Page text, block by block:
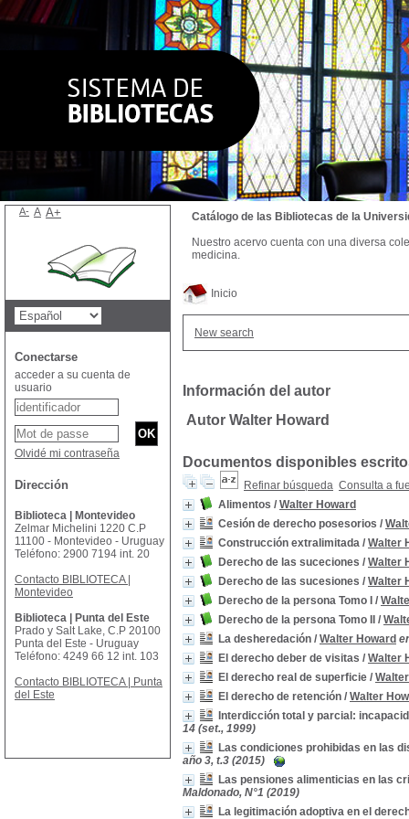
Inicio
New search
Información del autor
Autor Walter Howard
Documentos disponibles
Refinar búsqueda Consulta a
Alimentos / Walter Howard
Cesión de derecho posesorios /
Construcción extralimitada / Walter
Derecho de las suceciones / Walter
Derecho de las sucesiones / Walter
Derecho de la persona Tomo I
/
Derecho de la persona Tomo II
/
La desheredación / Walter Howard
El derecho deber de visitas / Walter
El derecho real de superficie /
El derecho de retención / Walter
Interdicción total y parcial:
14 (set., 1999)
Las condiciones prohibidas en las
año 3, t.3 (2015)
Las pensiones alimenticias en las
Maldonado, N°1 (2019)
La legitimación adoptiva en el
Catálogo de las Bibliotecas de la
Nuestro acervo cuenta con una diversa
medicina.
A- A A+
Conectarse
acceder a su cuenta de
usuario
Olvidé mi contraseña
Dirección
Biblioteca | Montevideo
Zelmar Michelini 1220 C.P
11100 - Montevideo - Uruguay
Teléfono: 2900 7194 int. 20
Contacto BIBLIOTECA |
Montevideo
Biblioteca | Punta del Este
Prado y Salt Lake, C.P 20100
Punta del Este - Uruguay
Teléfono: 4249 66 12 int. 103
Contacto BIBLIOTECA | Punta
del Este